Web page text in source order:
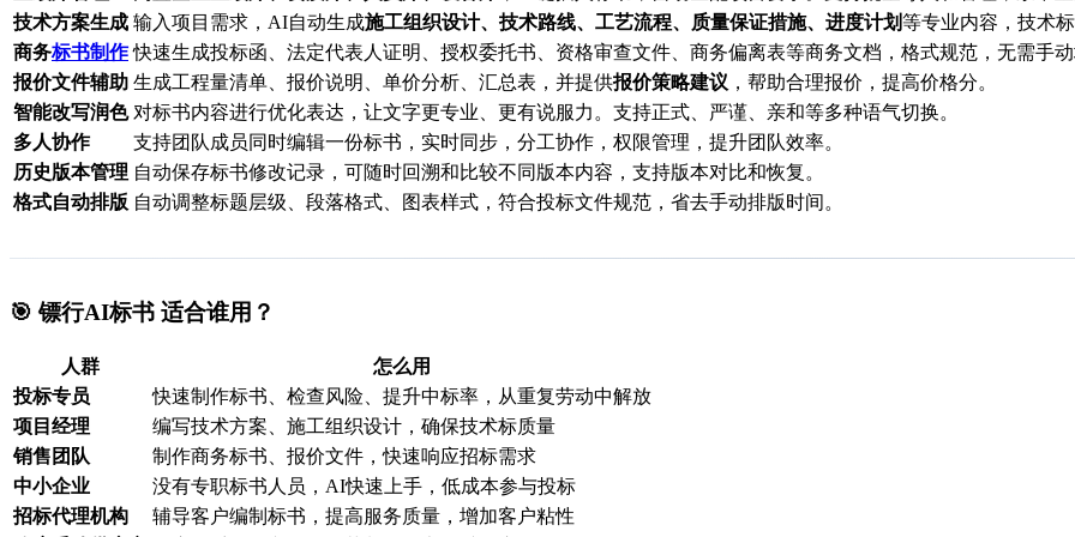
技术方案生成 输入项目需求，AI自动生成施工组织设计、技术路线、工艺流程、质量保证措施、进度计划等专业内容，技术标
商务标书制作 快速生成投标函、法定代表人证明、授权委托书、资格审查文件、商务偏离表等商务文档，格式规范，无需手动
报价文件辅助 生成工程量清单、报价说明、单价分析、汇总表，并提供报价策略建议 ，帮助合理报价，提高价格分。
智能改写润色 对标书内容进行优化表达，让文字更专业、更有说服力。支持正式、严谨、亲和等多种语气切换。
多人协作
支持团队成员同时编辑一份标书，实时同步，分工协作，权限管理，提升团队效率。
历史版本管理 自动保存标书修改记录，可随时回溯和比较不同版本内容，支持版本对比和恢复。
格式自动排版 自动调整标题层级、段落格式、图表样式，符合投标文件规范，省去手动排版时间。
🎯 镖行AI标书 适合谁用？
人群
怎么用
投标专员
快速制作标书、检查风险、提升中标率，从重复劳动中解放
项目经理
编写技术方案、施工组织设计，确保技术标质量
销售团队
制作商务标书、报价文件，快速响应招标需求
中小企业
没有专职标书人员，AI快速上手，低成本参与投标
招标代理机构
辅导客户编制标书，提高服务质量，增加客户粘性